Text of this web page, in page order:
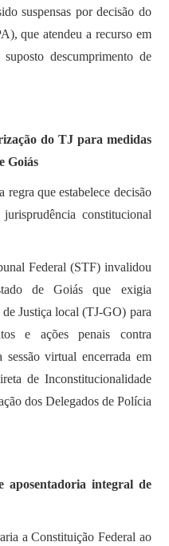
suspensas por decisão do
que atendeu a recurso em
descumprimento de
do TJ para medidas
Goiás
que estabelece decisão
constitucional
Federal (STF) invalidou
de Goiás que exigia
Justiça local (TJ-GO) para
e ações penais contra
virtual encerrada em
de Inconstitucionalidade
dos Delegados de Polícia
aposentadoria integral de
a Constituição Federal ao